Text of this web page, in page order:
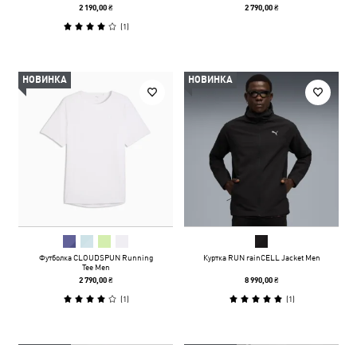
2 190,00 ₴
(1)
2 790,00 ₴
НОВИНКА
Футболка CLOUDSPUN Running
Tee Men
2 790,00 ₴
(1)
НОВИНКА
Куртка RUN rainCELL Jacket Men
8 990,00 ₴
(1)